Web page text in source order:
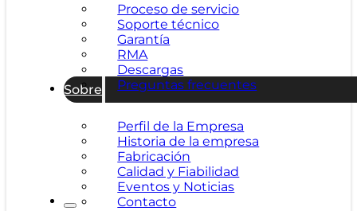
Proceso de servicio
Soporte técnico
Garantía
RMA
Descargas
Preguntas frecuentes
Sobre
Perfil de la Empresa
Historia de la empresa
Fabricación
Calidad y Fiabilidad
Eventos y Noticias
Contacto